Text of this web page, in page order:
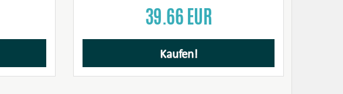
39.66 EUR
Kaufen!